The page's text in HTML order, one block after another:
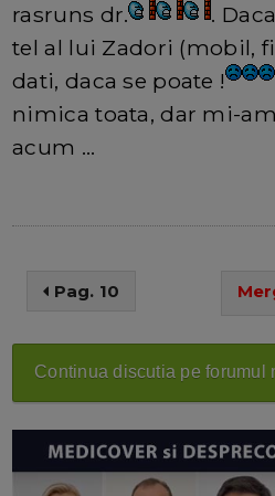
rasruns dr.
.
tel al lui Zadori (mobil,
dati, daca se poate !
nimica toata, dar mi-
acum ...
Pag. 10
Continua discutia pe forumul